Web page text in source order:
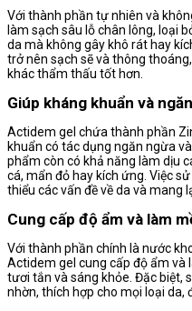
Với thành phần tự nhiên và
làm sạch sâu lỗ chân lông, loại
da mà không gây khô rát hay
trở nên sạch sẽ và thông
khác thẩm thấu tốt hơn.
Giúp kháng khuẩn và
Actidem gel chứa thành phần
khuẩn có tác dụng ngăn ngừa
phẩm còn có khả năng làm dịu
cá, mẩn đỏ hay kích ứng. Việc
thiểu các vấn đề về da và mang
Cung cấp độ ẩm và làm
Với thành phần chính là nước
Actidem gel cung cấp độ ẩm và
tươi tắn và sáng khỏe. Đặc biệt,
nhờn, thích hợp cho mọi loại da,